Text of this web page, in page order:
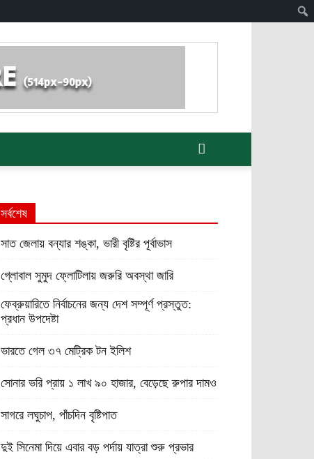
সর্বশেষ
সাত জেলায় বন্যার শঙ্কা, ভারী বৃষ্টির পূর্বাভাস
গ্লোবাল সুমুদ ফ্লোটিলায় জরুরি অবস্থা জারি
ফেব্রুয়ারিতে নির্বাচনের জন্য দেশ সম্পূর্ণ প্রস্তুত:
প্রধান উপদেষ্টা
ভারতে গেল ৩৭ মেট্রিক টন ইলিশ
সোনার ভরি প্রায় ১ লাখ ৯০ হাজার, বেড়েছে রুপার দামও
সাগরে লঘুচাপ, পাঁচদিন বৃষ্টিপাত
দুই সিনেমা দিয়ে এবার বড় পর্দায় যাত্রা শুরু প্রভার